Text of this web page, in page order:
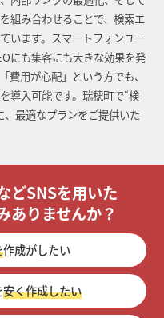
組み合わせることで、検索エ
います。スマートフォンユー
にも集客にも大きな効果を発
費用が心配」という方でも、
導入可能です。瑞穂町で“検
最適なプランをご提供いた
どSNSを用いた
ありませんか？
作成がしたい
安く作成したい